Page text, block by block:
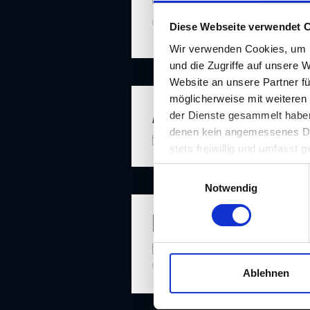
Diese Webseite verwendet
Wir verwenden Cookies,
und die Zugriffe auf unsere
Website an unsere Partner
möglicherweise mit
der Dienste gesammelt
denen kein angemessenes
stets freiwillig und umfasst
Übermittlungen an
unserer Website nicht
l
l
g
Notwendig
Ablehnen
8010 Graz
AUSTRIA-VINYL
06.09. - 06.09.2026
FORUM ACUSTICUM
Messecongress Graz,